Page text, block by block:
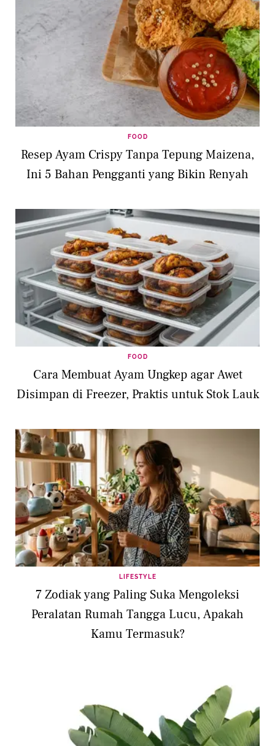
FOOD
Resep Ayam Crispy Tanpa Tepung Maizena,
Ini 5 Bahan Pengganti yang Bikin Renyah
FOOD
Cara Membuat Ayam Ungkep agar Awet
Disimpan di Freezer, Praktis untuk Stok Lauk
LIFESTYLE
7 Zodiak yang Paling Suka Mengoleksi
Peralatan Rumah Tangga Lucu, Apakah
Kamu Termasuk?